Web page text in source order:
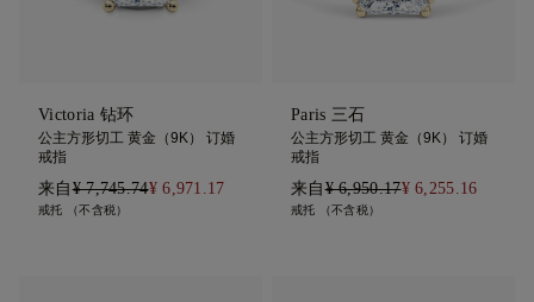
Victoria 钻环
公主方形切工 黄金（9K） 订婚
戒指
来自¥ 7,745.74¥ 6,971.17
戒托 （不含税）
Paris 三石
公主方形切工 黄金（9K） 订婚
戒指
来自¥ 6,950.17¥ 6,255.16
戒托 （不含税）